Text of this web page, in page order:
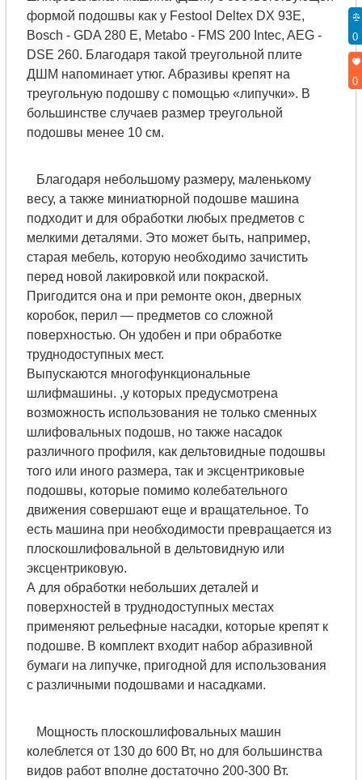
формой подошвы как у Festool Deltex DX 93E,
Bosch - GDA 280 E, Metabo - FMS 200 Intec, AEG -
DSE 260. Благодаря такой треугольной плите
ДШМ напоминает утюг. Абразивы крепят на
треугольную подошву с помощью «липучки». В
большинстве случаев размер треугольной
подошвы менее 10 см.
Благодаря небольшому размеру, маленькому
весу, а также миниатюрной подошве машина
подходит и для обработки любых предметов с
мелкими деталями. Это может быть, например,
старая мебель, которую необходимо зачистить
перед новой лакировкой или покраской.
Пригодится она и при ремонте окон, дверных
коробок, перил — предметов со сложной
поверхностью. Он удобен и при обработке
труднодоступных мест.
Выпускаются многофункциональные
шлифмашины. ,у которых предусмотрена
возможность использования не только сменных
шлифовальных подошв, но также насадок
различного профиля, как дельтовидные подошвы
того или иного размера, так и эксцентриковые
подошвы, которые помимо колебательного
движения совершают еще и вращательное. То
есть машина при необходимости превращается из
плоскошлифовальной в дельтовидную или
эксцентриковую.
А для обработки небольших деталей и
поверхностей в труднодоступных местах
применяют рельефные насадки, которые крепят к
подошве. В комплект входит набор абразивной
бумаги на липучке, пригодной для использования
с различными подошвами и насадками.
Мощность плоскошлифовальных машин
колеблется от 130 до 600 Вт, но для большинства
видов работ вполне достаточно 200-300 Вт.
0
0